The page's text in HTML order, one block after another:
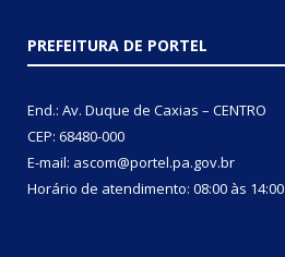
PREFEITURA DE PORTEL
End.: Av. Duque de Caxias – CENTRO
CEP: 68480-000
E-mail: ascom@portel.pa.gov.br
Horário de atendimento: 08:00 às 14:00